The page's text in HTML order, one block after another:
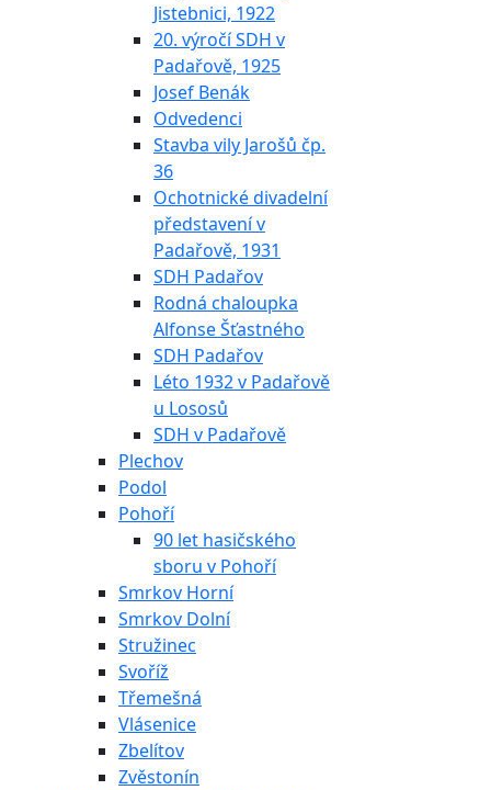
Jistebnici, 1922
20. výročí SDH v
Padařově, 1925
Josef Benák
Odvedenci
Stavba vily Jarošů čp.
36
Ochotnické divadelní
představení v
Padařově, 1931
SDH Padařov
Rodná chaloupka
Alfonse Šťastného
SDH Padařov
Léto 1932 v Padařově
u Lososů
SDH v Padařově
Plechov
Podol
Pohoří
90 let hasičského
sboru v Pohoří
Smrkov Horní
Smrkov Dolní
Stružinec
Svoříž
Třemešná
Vlásenice
Zbelítov
Zvěstonín